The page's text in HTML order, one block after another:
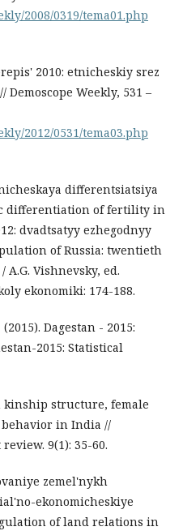
2008/0319/tema01.php
2010: etnicheskiy srez
Demoscope Weekly, 531 –
2012/0531/tema03.php
differentsiatsiya
differentiation of fertility in
dvadtsatyy ezhegodnyy
of Russia: twentieth
Vishnevsky, ed.
ekonomiki: 174-188.
Dagestan - 2015:
2015: Statistical
kinship structure, female
in India //
9(1): 35-60.
zemel'nykh
ekonomicheskiye
of land relations in